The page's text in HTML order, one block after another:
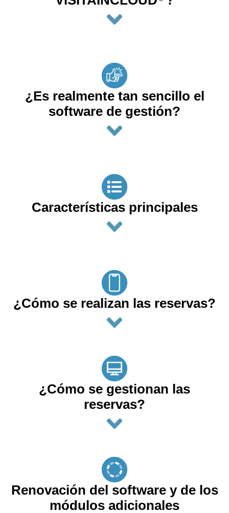
¿Es realmente tan sencillo el
software de gestión?
Características principales
¿Cómo se realizan las reservas?
¿Cómo se gestionan las
reservas?
Renovación del software y de los
módulos adicionales